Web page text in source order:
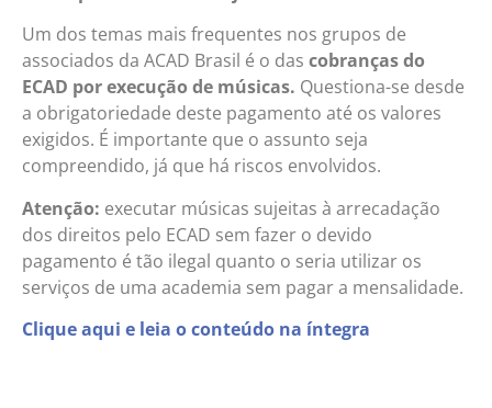
Um dos temas mais frequentes nos grupos de
associados da ACAD Brasil é o das cobranças do
ECAD por execução de músicas. Questiona-se desde
a obrigatoriedade deste pagamento até os valores
exigidos. É importante que o assunto seja
compreendido, já que há riscos envolvidos.
Atenção: executar músicas sujeitas à arrecadação
dos direitos pelo ECAD sem fazer o devido
pagamento é tão ilegal quanto o seria utilizar os
serviços de uma academia sem pagar a mensalidade.
Clique aqui e leia o conteúdo na íntegra